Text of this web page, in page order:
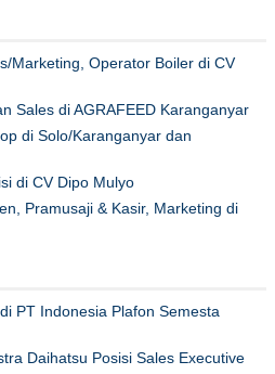
Marketing, Operator Boiler di CV
Sales di AGRAFEED Karanganyar
di Solo/Karanganyar dan
di CV Dipo Mulyo
Pramusaji & Kasir, Marketing di
PT Indonesia Plafon Semesta
Daihatsu Posisi Sales Executive